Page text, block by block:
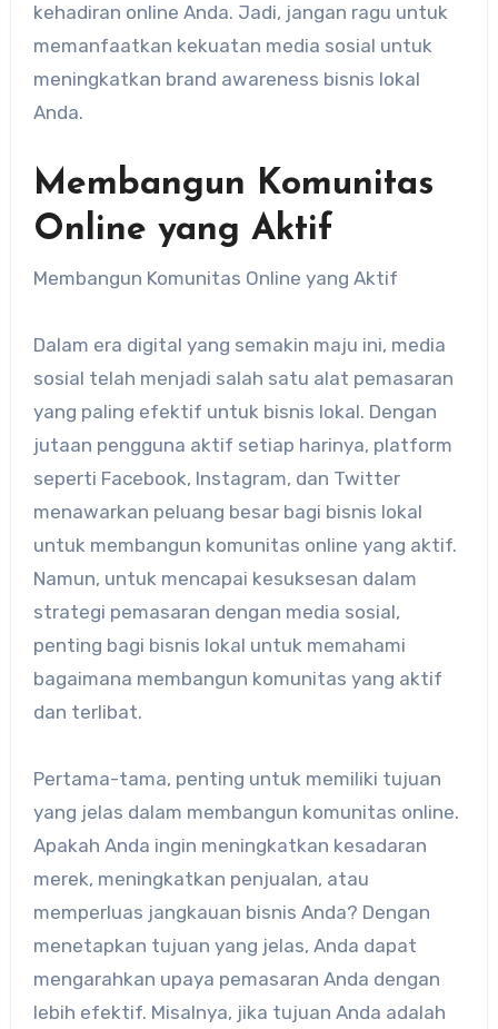
kehadiran online Anda. Jadi, jangan ragu untuk
memanfaatkan kekuatan media sosial untuk
meningkatkan brand awareness bisnis lokal
Anda.
Membangun Komunitas
Online yang Aktif
Membangun Komunitas Online yang Aktif
Dalam era digital yang semakin maju ini, media
sosial telah menjadi salah satu alat pemasaran
yang paling efektif untuk bisnis lokal. Dengan
jutaan pengguna aktif setiap harinya, platform
seperti Facebook, Instagram, dan Twitter
menawarkan peluang besar bagi bisnis lokal
untuk membangun komunitas online yang aktif.
Namun, untuk mencapai kesuksesan dalam
strategi pemasaran dengan media sosial,
penting bagi bisnis lokal untuk memahami
bagaimana membangun komunitas yang aktif
dan terlibat.
Pertama-tama, penting untuk memiliki tujuan
yang jelas dalam membangun komunitas online.
Apakah Anda ingin meningkatkan kesadaran
merek, meningkatkan penjualan, atau
memperluas jangkauan bisnis Anda? Dengan
menetapkan tujuan yang jelas, Anda dapat
mengarahkan upaya pemasaran Anda dengan
lebih efektif. Misalnya, jika tujuan Anda adalah